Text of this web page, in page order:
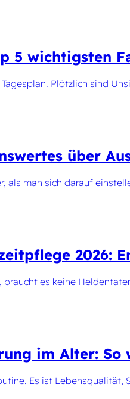
5 wichtigsten
Plötzlich sind
über
als man sich darauf
2026:
es keine
im Alter:
Es ist